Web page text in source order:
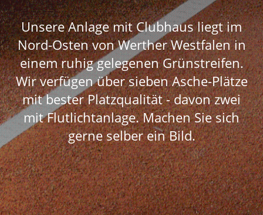
Unsere Anlage mit Clubhaus liegt im
Nord-Osten von Werther Westfalen in
einem ruhig gelegenen Grünstreifen.
Wir verfügen über sieben Asche-Plätze
mit bester Platzqualität - davon zwei
mit Flutlichtanlage. Machen Sie sich
gerne selber ein Bild.